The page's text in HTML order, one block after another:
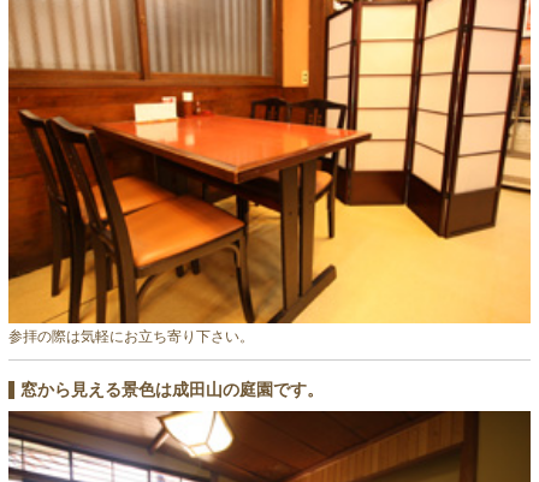
参拝の際は気軽にお立ち寄り下さい。
窓から見える景色は成田山の庭園です。